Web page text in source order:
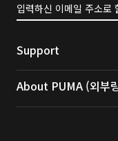
입력하신 이메일 주소로
Support
About PUMA (외부